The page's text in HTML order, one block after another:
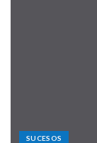
SUCESOS